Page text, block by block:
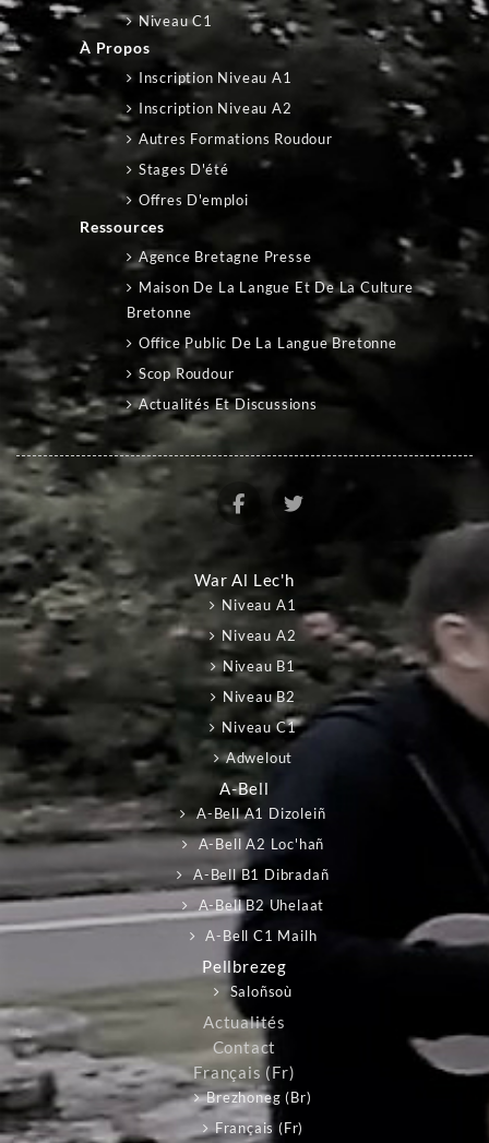
Niveau C1
À Propos
Inscription Niveau A1
Inscription Niveau A2
Autres Formations Roudour
Stages D'été
Offres D'emploi
Ressources
Agence Bretagne Presse
Maison De La Langue Et De La Culture
Bretonne
Office Public De La Langue Bretonne
Scop Roudour
Actualités Et Discussions
War Al Lec'h
Niveau A1
Niveau A2
Niveau B1
Niveau B2
Niveau C1
Adwelout
A-Bell
A-Bell A1 Dizoleiñ
A-Bell A2 Loc'hañ
A-Bell B1 Dibradañ
A-Bell B2 Uhelaat
A-Bell C1 Mailh
Pellbrezeg
Saloñsoù
Actualités
Contact
Français ‎(fr)‎
Brezhoneg ‎(br)‎
Français ‎(fr)‎